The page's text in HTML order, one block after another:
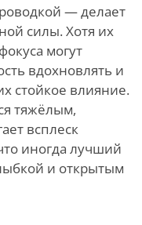
— делает
силы. Хотя их
могут
вдохновлять и
стойкое влияние.
тяжёлым,
всплеск
иногда лучший
и открытым